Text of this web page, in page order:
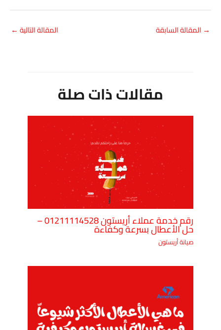
→ المقالة السابقة المقالة التالية ←
مقالات ذات صلة
رقم خدمة عملاء أريستون 01211114528 –
حل الأعطال بسرعة وكفاءة
صيانة أريستون